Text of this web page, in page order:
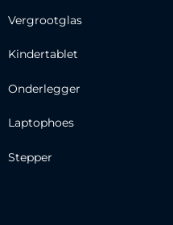
Vergrootglas
Kindertablet
Onderlegger
Laptophoes
Stepper